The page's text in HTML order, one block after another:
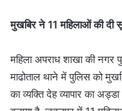
मुखबिर ने 11 महिलाओं की दी
महिला अपराध शाखा की
माढोताल थाने में पुलिस को
का व्यक्ति देह व्यापार का